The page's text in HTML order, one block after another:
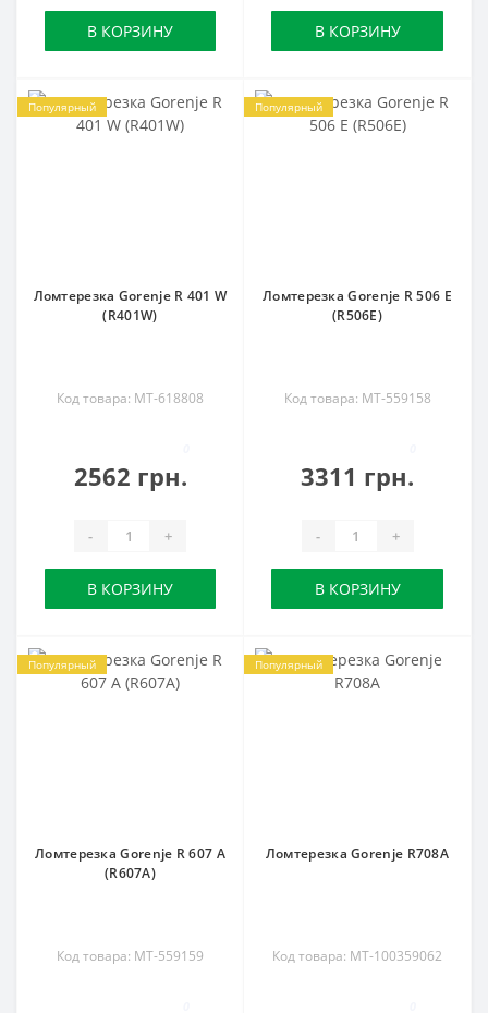
В КОРЗИНУ В КОРЗИНУ
Популярный
Ломтерезка Gorenje R 401 W
(R401W)
Код товара: MT-618808
2562 грн.
- +
В КОРЗИНУ
Популярный
Ломтерезка Gorenje R 506 E
(R506E)
Код товара: MT-559158
3311 грн.
- +
В КОРЗИНУ
Популярный
Ломтерезка Gorenje R 607 A
(R607A)
Код товара: MT-559159
Популярный
Ломтерезка Gorenje R708A
Код товара: MT-100359062